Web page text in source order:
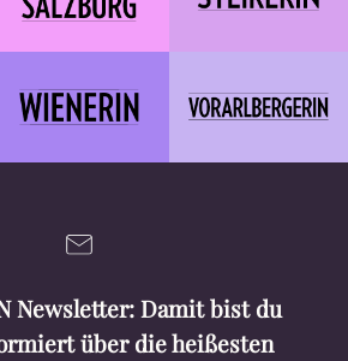
Newsletter: Damit bist du
über die heißesten